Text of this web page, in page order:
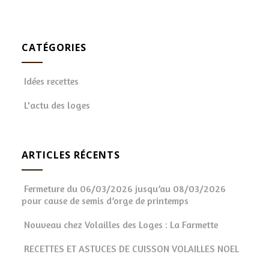
CATÉGORIES
Idées recettes
L'actu des loges
ARTICLES RÉCENTS
Fermeture du 06/03/2026 jusqu’au 08/03/2026
pour cause de semis d’orge de printemps
Nouveau chez Volailles des Loges : La Farmette
RECETTES ET ASTUCES DE CUISSON VOLAILLES NOEL